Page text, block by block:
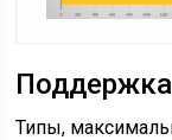
Типы,